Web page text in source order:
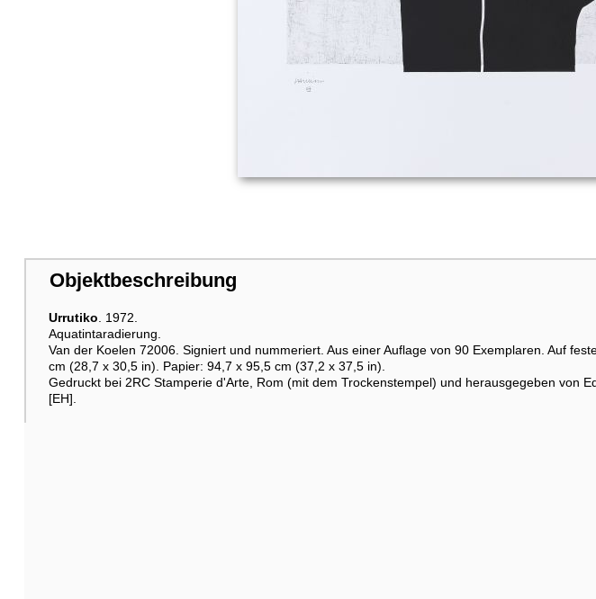
Objektbeschreibung
Urrutiko. 1972.
Aquatintaradierung.
Van der Koelen 72006. Signiert und nummeriert. Aus einer Auflage von 90 Exemplaren. Auf
cm (28,7 x 30,5 in). Papier: 94,7 x 95,5 cm (37,2 x 37,5 in).
Gedruckt bei 2RC Stamperie d'Arte, Rom (mit dem Trockenstempel) und herausgegeben von
[EH].